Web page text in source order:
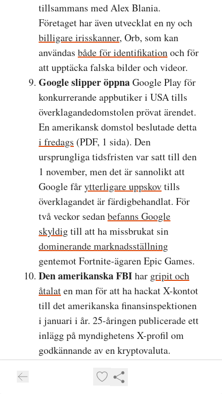
tillsammans med Alex Blania.
Företaget har även utvecklat en ny och
billigare irisskanner, Orb, som kan
användas både för identifikationoch för
att upptäcka falska bilder och videor.
Google slipper öppnaGoogle Play för
konkurrerande appbutiker i USA tills
överklagandedomstolen prövat ärendet.
En amerikansk domstol beslutade detta
i fredags (PDF, 1 sida). Den
ursprungliga tidsfristen var satt till den
1 november, men det är sannolikt att
Google fårytterligare uppskovtills
överklagandet är färdigbehandlat. För
två veckor sedanbefanns Google
skyldigtill att ha missbrukat sin
dominerande marknadsställning
gentemot Fortnite-ägaren Epic Games.
Den amerikanska FBIhar gripit och
åtalaten man för att ha hackat X-kontot
till det amerikanska finansinspektionen
i januari i år. 25-åringen publicerade ett
inlägg på myndighetens X-profil om
godkännande av en kryptovaluta.
genomföra bedrägeriet men lämnade